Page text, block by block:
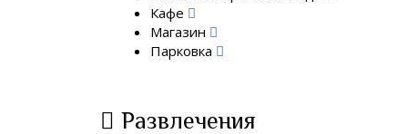
Кафе
Магазин
Парковка
Развлечения